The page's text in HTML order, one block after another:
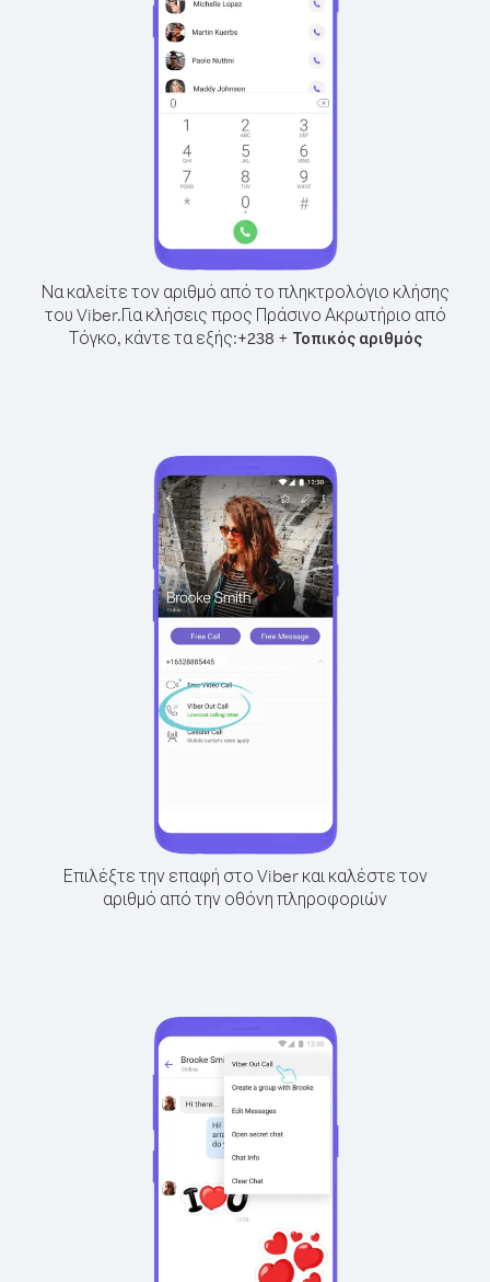
Να καλείτε τον αριθμό από το πληκτρολόγιο κλήσης
του Viber.Για κλήσεις προς Πράσινο Ακρωτήριο από
Τόγκο, κάντε τα εξής:+238 + Τοπικός αριθμός
Επιλέξτε την επαφή στο Viber και καλέστε τον
αριθμό από την οθόνη πληροφοριών